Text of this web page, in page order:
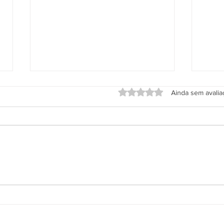
Rodoviário
Avaliado com 0 de 5
Ainda sem